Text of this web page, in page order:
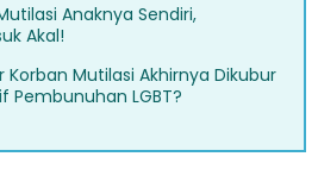
Anaknya Sendiri,
Akal!
Korban Mutilasi Akhirnya Dikubur
Pembunuhan LGBT?